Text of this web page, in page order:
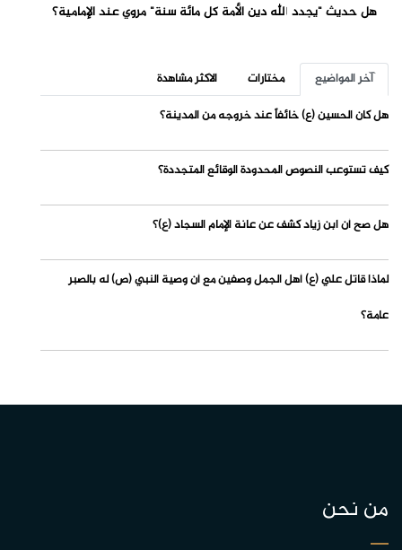
هل حديث "يجدد الله دين الأمة كل مائة سنة" مروي عند الإمامية؟
آخر المواضيع مختارات
الاكثر مشاهدة
هل كان الحسين (ع) خائفاً عند خروجه من المدينة؟
كيف تستوعب النصوص المحدودة الوقائع المتجددة؟
هل صح أن ابن زياد كشف عن عانة الإمام السجاد (ع)؟
لماذا قاتل علي (ع) أهل الجمل وصفين مع أن وصية النبي (ص) له بالصبر
عامة؟
من نحن